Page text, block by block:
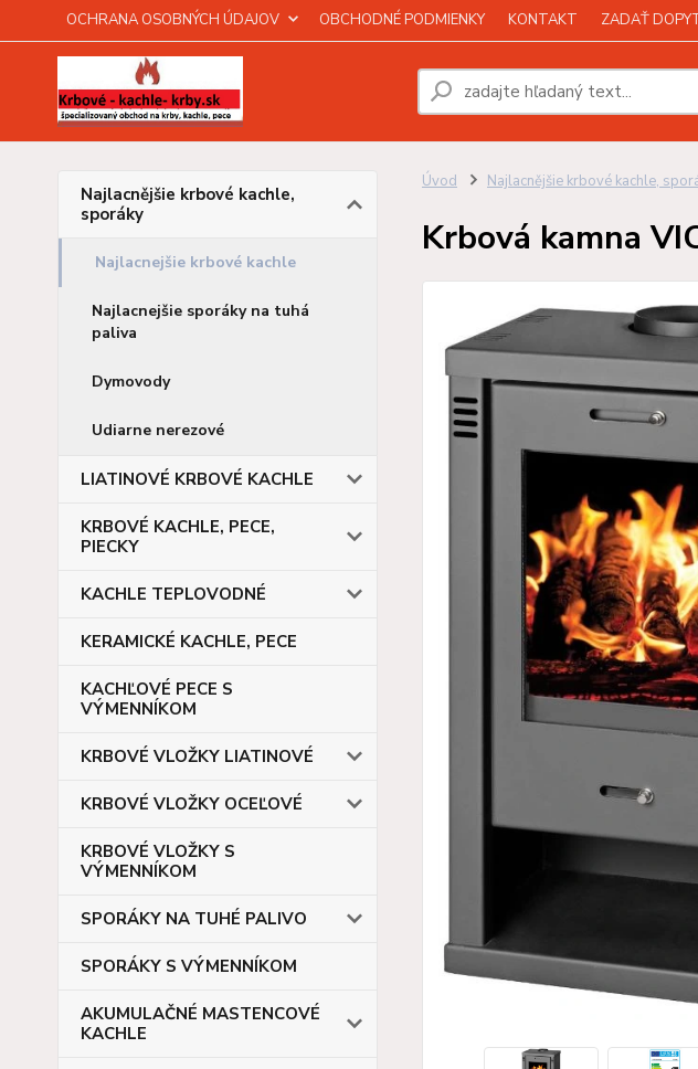
OCHRANA OSOBNÝCH ÚDAJOV OBCHODNÉ PODMIENKY KONTAKT ZADAŤ
Najlacnějšie krbové kachle,
sporáky
Najlacnejšie krbové kachle
Najlacnejšie sporáky na tuhá
paliva
Dymovody
Udiarne nerezové
LIATINOVÉ KRBOVÉ KACHLE
KRBOVÉ KACHLE, PECE,
PIECKY
KACHLE TEPLOVODNÉ
KERAMICKÉ KACHLE, PECE
KACHĽOVÉ PECE S
VÝMENNÍKOM
KRBOVÉ VLOŽKY LIATINOVÉ
KRBOVÉ VLOŽKY OCEĽOVÉ
KRBOVÉ VLOŽKY S
VÝMENNÍKOM
SPORÁKY NA TUHÉ PALIVO
SPORÁKY S VÝMENNÍKOM
AKUMULAČNÉ MASTENCOVÉ
KACHLE
Úvod Najlacnějšie krbové kachle,
Krbová kamna